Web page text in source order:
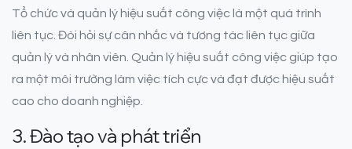
Tổ chức và quản lý hiệu suất công việc là một quá trình
liên tục. Đòi hỏi sự cân nhắc và tương tác liên tục giữa
quản lý và nhân viên. Quản lý hiệu suất công việc giúp tạo
ra một môi trường làm việc tích cực và đạt được hiệu suất
cao cho doanh nghiệp.
3. Đào tạo và phát triển